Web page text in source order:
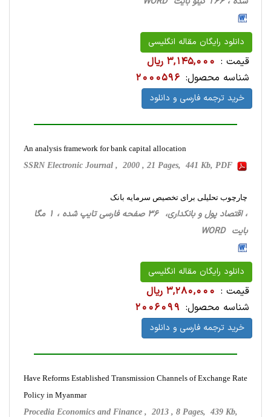
دانلود رایگان مقاله انگلیسی
قیمت : 3,145,000 ریال
شناسه محصول: 2000596
خرید ترجمه فارسی و دانلود
An analysis framework for bank capital allocation
SSRN Electronic Journal , 2000 , 21 Pages, 441 Kb, PDF
چارچوب تحلیلی برای تخصیص سرمایه بانک
، اقتصاد پول و بانکداری، 36 صفحه فارسی تایپ شده ، 1 مگا
بایت WORD
دانلود رایگان مقاله انگلیسی
قیمت : 3,280,000 ریال
شناسه محصول: 2006099
خرید ترجمه فارسی و دانلود
Have Reforms Established Transmission Channels of Exchange Rate
Policy in Myanmar
Procedia Economics and Finance , 2013 , 8 Pages, 439 Kb,